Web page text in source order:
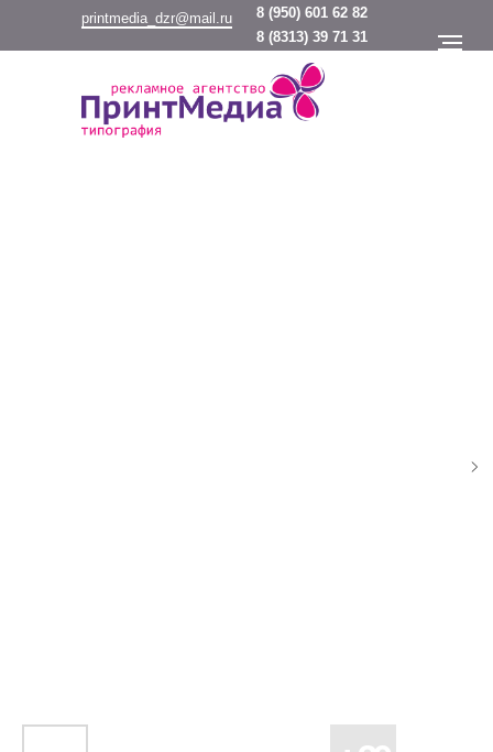
8 (950) 601 62 82
printmedia_dzr@mail.ru
8 (8313) 39 71 31